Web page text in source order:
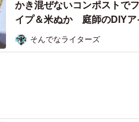
かき混ぜないコンポストで
イプ＆米ぬか 庭師のDIYア
そんでなライターズ